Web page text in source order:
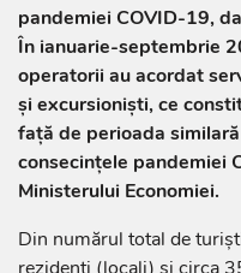
pandemiei COVID-19,
În ianuarie-septembrie
operatorii au acordat
și excursioniști, ce
față de perioada
consecințele pandemiei
Ministerului Economiei.
Din numărul total de